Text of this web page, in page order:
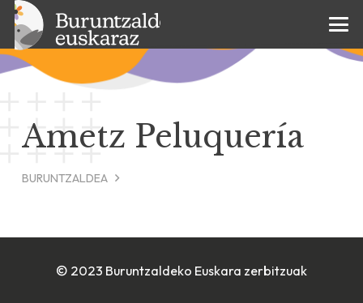
Ametz Peluquería
BURUNTZALDEA
© 2023 Buruntzaldeko Euskara zerbitzuak